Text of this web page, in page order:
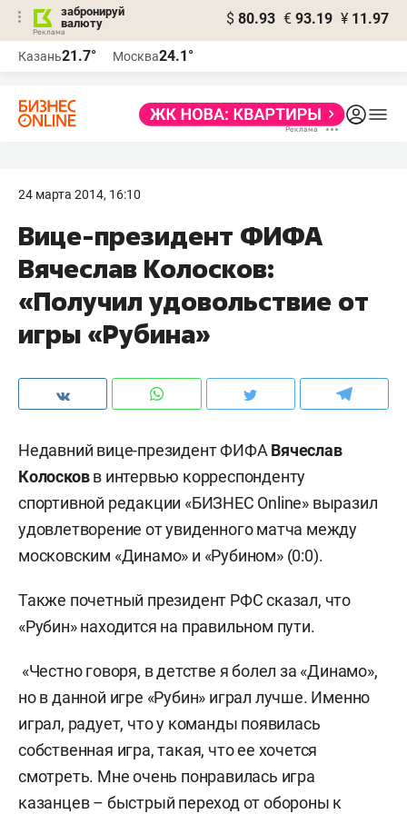
забронируй
валюту
$ 80.93 € 93.19 ¥ 11.97
Казань21.7° Москва24.1°
24 марта 2014, 16:10
Вице-президент ФИФА
Вячеслав Колосков:
«Получил удовольствие от
игры «Рубина»
Недавний вице-президент ФИФА Вячеслав
Колосковв интервью корреспонденту
спортивной редакции «БИЗНЕС Оnline» выразил
удовлетворение от увиденного матча между
московским «Динамо» и «Рубином» (0:0).
Также почетный президент РФС сказал, что
«Рубин» находится на правильном пути.
«Честно говоря, в детстве я болел за «Динамо»,
но в данной игре «Рубин» играл лучше. Именно
играл, радует, что у команды появилась
собственная игра, такая, что ее хочется
смотреть. Мне очень понравилась игра
казанцев – быстрый переход от обороны к